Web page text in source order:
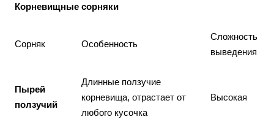
Корневищные сорняки
Сорняк Особенность
Сложность
выведения
Пырей
ползучий
Длинные ползучие
корневища, отрастает от
любого кусочка
Высокая